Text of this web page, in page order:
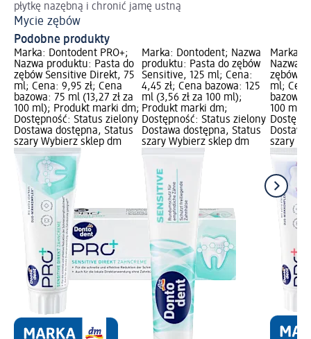
płytkę nazębną i chronić jamę ustną
Mycie zębów
Podobne produkty
Marka: Dontodent PRO+;
Nazwa produktu: Pasta do
zębów Sensitive Direkt, 75
ml; Cena: 9,95 zł; Cena
bazowa: 75 ml (13,27 zł za
100 ml); Produkt marki dm;
Dostępność: Status zielony
Dostawa dostępna, Status
szary Wybierz sklep dm
Marka: Dontodent; Nazwa
produktu: Pasta do zębów
Sensitive, 125 ml; Cena:
4,45 zł; Cena bazowa: 125
ml (3,56 zł za 100 ml);
Produkt marki dm;
Dostępność: Status zielony
Dostawa dostępna, Status
szary Wybierz sklep dm
Marka:
Nazwa
zębów z
ml;
bazowa:
100 ml);
szary